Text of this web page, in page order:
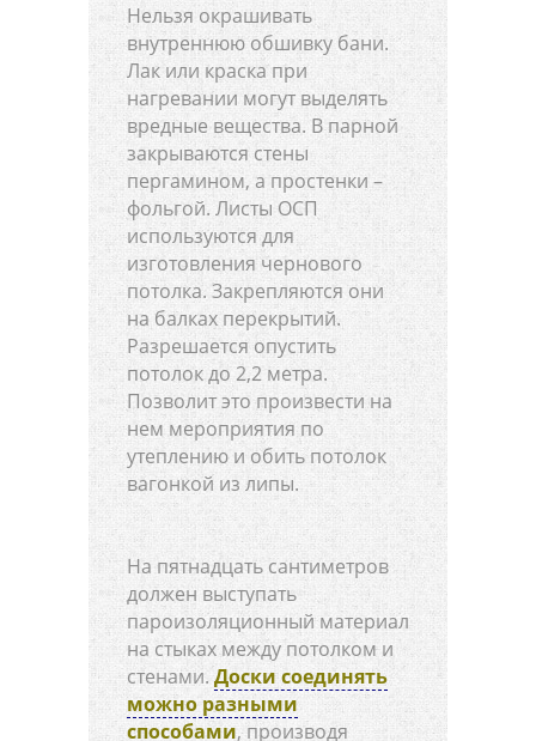
Нельзя окрашивать
внутреннюю обшивку бани.
Лак или краска при
нагревании могут выделять
вредные вещества. В парной
закрываются стены
пергамином, а простенки –
фольгой. Листы ОСП
используются для
изготовления чернового
потолка. Закрепляются они
на балках перекрытий.
Разрешается опустить
потолок до 2,2 метра.
Позволит это произвести на
нем мероприятия по
утеплению и обить потолок
вагонкой из липы.
На пятнадцать сантиметров
должен выступать
пароизоляционный материал
на стыках между потолком и
стенами.Доски соединять
можно разными
способами, производя